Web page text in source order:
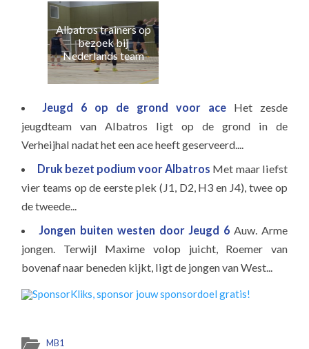
Albatros trainers op
bezoek bij
Nederlands team
Jeugd 6 op de grond voor ace Het zesde
jeugdteam van Albatros ligt op de grond in de
Verheijhal nadat het een ace heeft geserveerd....
Druk bezet podium voor Albatros Met maar liefst
vier teams op de eerste plek (J1, D2, H3 en J4), twee op
de tweede...
Jongen buiten westen door Jeugd 6 Auw. Arme
jongen. Terwijl Maxime volop juicht, Roemer van
bovenaf naar beneden kijkt, ligt de jongen van West...
MB1